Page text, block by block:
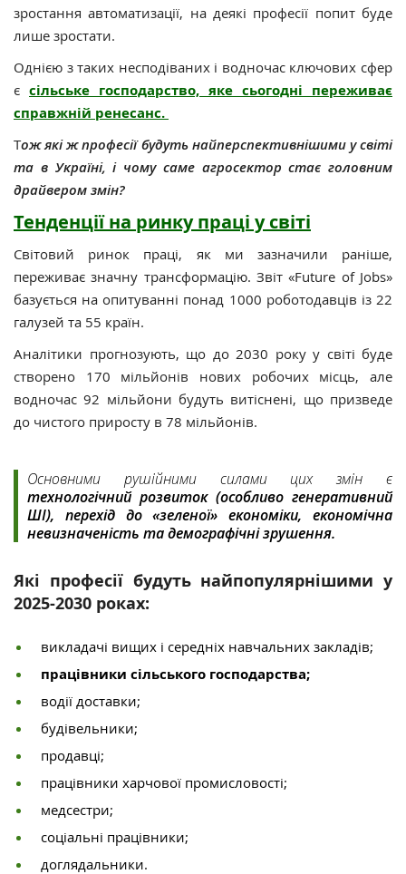
зростання автоматизації, на деякі професії попит буде
лише зростати.
Однією з таких несподіваних і водночас ключових сфер
є сільське господарство, яке сьогодні переживає
справжній ренесанс.
Тож які ж професії будуть найперспективнішими у світі
та в Україні, і чому саме агросектор стає головним
драйвером змін?
Тенденції на ринку праці у світі
Світовий ринок праці, як ми зазначили раніше,
переживає значну трансформацію. Звіт «Future of Jobs»
базується на опитуванні понад 1000 роботодавців із 22
галузей та 55 країн.
Аналітики прогнозують, що до 2030 року у світі буде
створено 170 мільйонів нових робочих місць, але
водночас 92 мільйони будуть витіснені, що призведе
до чистого приросту в 78 мільйонів.
Основними рушійними силами цих змін є
технологічний розвиток (особливо генеративний
ШІ), перехід до «зеленої» економіки, економічна
невизначеність та демографічні зрушення.
Які професії будуть найпопулярнішими у
2025-2030 роках:
викладачі вищих і середніх навчальних закладів;
працівники сільського господарства;
водії доставки;
будівельники;
продавці;
працівники харчової промисловості;
медсестри;
соціальні працівники;
доглядальники.